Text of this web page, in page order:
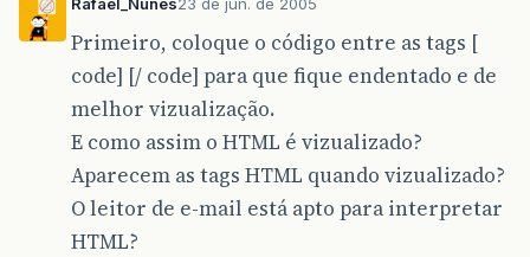
Primeiro, coloque o código entre as tags [
code] [/ code] para que fique endentado e de
melhor vizualização.
E como assim o HTML é vizualizado?
Aparecem as tags HTML quando vizualizado?
O leitor de e-mail está apto para interpretar
HTML?